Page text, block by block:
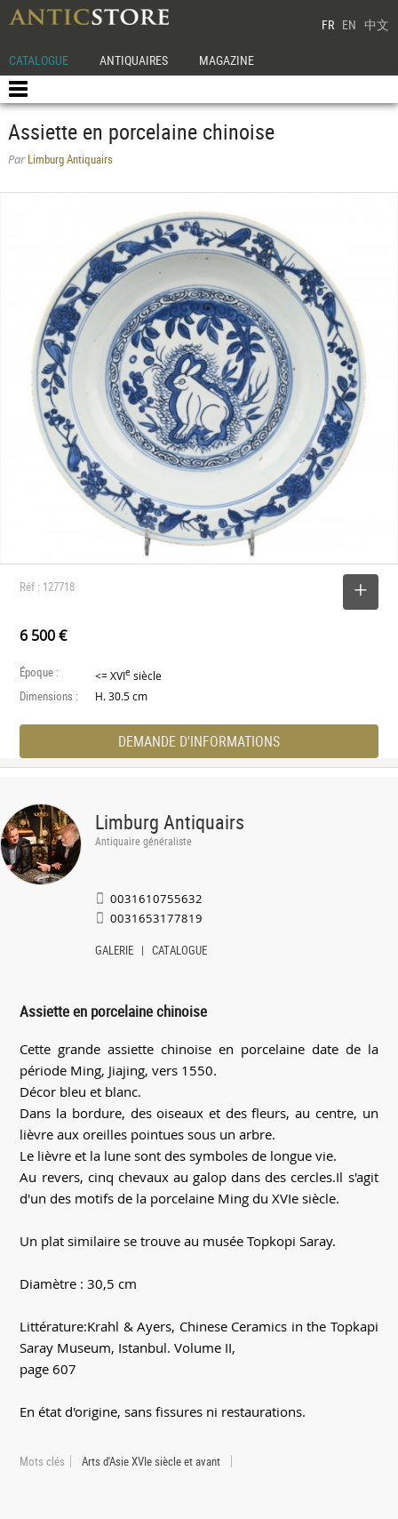
FR EN 中文
CATALOGUE ANTIQUAIRES MAGAZINE
Assiette en porcelaine chinoise
ParLimburg Antiquairs
Réf : 127718
6 500 €
Époque : <= XVIe siècle
Dimensions : H. 30.5 cm
DEMANDE D'INFORMATIONS
Limburg Antiquairs
Antiquaire généraliste
0031610755632
0031653177819
GALERIE CATALOGUE
Assiette en porcelaine chinoise
Cette grande assiette chinoise en porcelaine date de la
période Ming, Jiajing, vers 1550.
Décor bleu et blanc.
Dans la bordure, des oiseaux et des fleurs, au centre, un
lièvre aux oreilles pointues sous un arbre.
Le lièvre et la lune sont des symboles de longue vie.
Au revers, cinq chevaux au galop dans des cercles.Il s'agit
d'un des motifs de la porcelaine Ming du XVIe siècle.
Un plat similaire se trouve au musée Topkopi Saray.
Diamètre : 30,5 cm
Littérature:Krahl & Ayers, Chinese Ceramics in the Topkapi
Saray Museum, Istanbul. Volume II,
page 607
En état d'origine, sans fissures ni restaurations.
Mots clés Arts d'Asie XVIe siècle et avant